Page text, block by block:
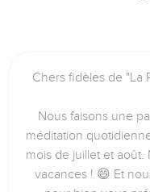
Chers fidèles de "La
Nous faisons une
méditation
mois de juillet et août.
vacances ! 😄 Et